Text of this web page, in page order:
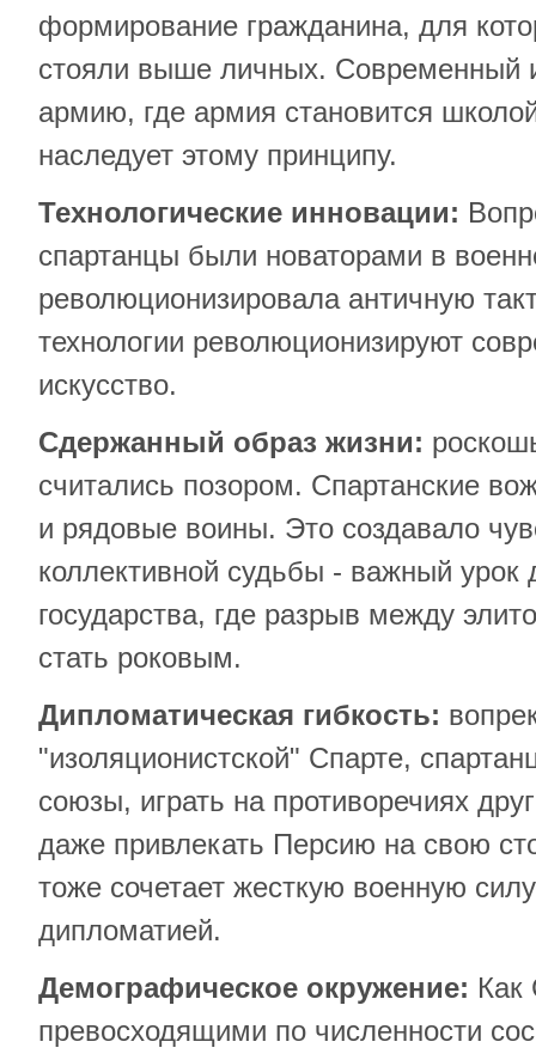
формирование гражданина, для
стояли выше личных. Современный
армию, где армия становится
наследует этому принципу.
Технологические инновации:
спартанцы были новаторами в
революционизировала античную
технологии революционизируют
искусство.
Сдержанный образ жизни:
считались позором. Спартанские
и рядовые воины. Это создавало
коллективной судьбы - важный урок
государства, где разрыв между
стать роковым.
Дипломатическая гибкость:
"изоляционистской" Спарте,
союзы, играть на противоречиях
даже привлекать Персию на свою
тоже сочетает жесткую военную
дипломатией.
Демографическое окружение: Как
превосходящими по численности